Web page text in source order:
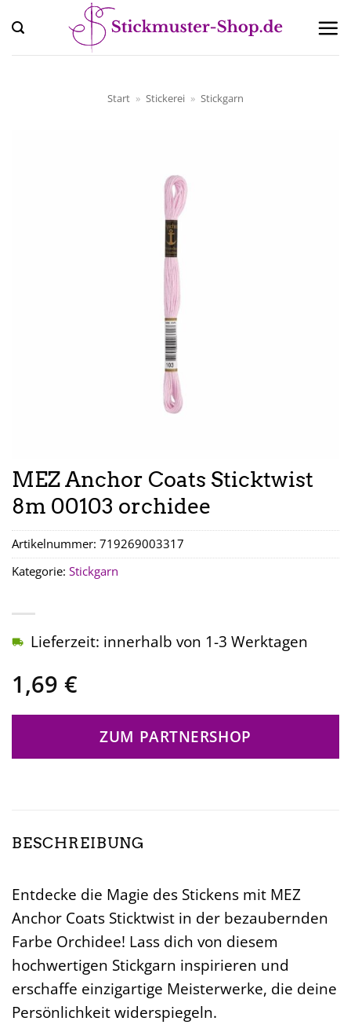
Inhalt
springen
Start » Stickerei » Stickgarn
MEZ Anchor Coats Sticktwist
8m 00103 orchidee
1,69 €
Lieferzeit: innerhalb von 1-3 Werktagen
ZUM PARTNERSHOP
Artikelnummer: 719269003317
Kategorie: Stickgarn
BESCHREIBUNG
Entdecke die Magie des Stickens mit MEZ
Anchor Coats Sticktwist in der bezaubernden
Farbe Orchidee! Lass dich von diesem
hochwertigen Stickgarn inspirieren und
erschaffe einzigartige Meisterwerke, die deine
Persönlichkeit widerspiegeln.